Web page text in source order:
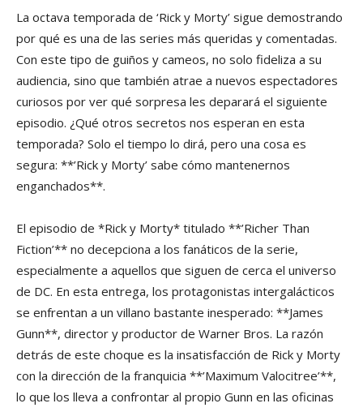
La octava temporada de ‘Rick y Morty’ sigue demostrando
por qué es una de las series más queridas y comentadas.
Con este tipo de guiños y cameos, no solo fideliza a su
audiencia, sino que también atrae a nuevos espectadores
curiosos por ver qué sorpresa les deparará el siguiente
episodio. ¿Qué otros secretos nos esperan en esta
temporada? Solo el tiempo lo dirá, pero una cosa es
segura: **’Rick y Morty’ sabe cómo mantenernos
enganchados**.
El episodio de *Rick y Morty* titulado **’Richer Than
Fiction’** no decepciona a los fanáticos de la serie,
especialmente a aquellos que siguen de cerca el universo
de DC. En esta entrega, los protagonistas intergalácticos
se enfrentan a un villano bastante inesperado: **James
Gunn**, director y productor de Warner Bros. La razón
detrás de este choque es la insatisfacción de Rick y Morty
con la dirección de la franquicia **’Maximum Valocitree’**,
lo que los lleva a confrontar al propio Gunn en las oficinas